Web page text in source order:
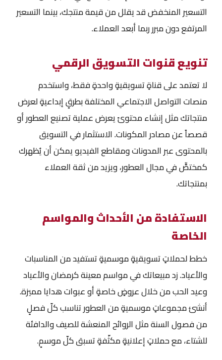
التسعير المنخفض قد يقلل من قيمة منتجك، بينما التسعير
المرتفع دون مبرر ربما أبعد العملاء.
تنويع قنوات التسويق الرقمي
لا تعتمد على قناةٍ تسويقيةٍ واحدةٍ فقط، واستخدم
منصات التواصل الاجتماعي المختلفة بطرقٍ إبداعيةٍ لعرض
منتجاتك مثل إنشاء محتوىً يعرض عملية تصنيع العطور أو
قصصاً عن مصادر المكونات. الاستثمار في التسويق
بالمحتوى عبر المدونات ومقاطع الفيديو يمكن أن يُظهرك
كمختصٍّ في مجال العطور، ويزيد من ثقة العملاء
بمنتجاتك.
الاستفادة من الأحداث والمواسم
الخاصة
خطط لحملاتٍ تسويقيةٍ موسميةٍ تستفيد من المناسبات
والأعياد. زد مبيعاتك في مواسم معينة كرمضان والأعياد
وعيد الحب من خلال عروضٍ خاصةٍ أو عبوات هدايا مميزة.
أنشئ مجموعاتٍ موسميةٍ من العطور تناسب كلّ فصلٍ
من فصول السنة مثل الروائح المنعشة للصيف والدافئة
للشتاء، مع حملاتٍ إعلانيةٍ مكثّفةٍ تسبق كلّ موسمٍ.